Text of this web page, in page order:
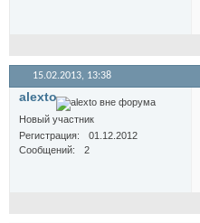
15.02.2013, 13:38
alexto
Новый участник
Регистрация
01.12.2012
Сообщений
2